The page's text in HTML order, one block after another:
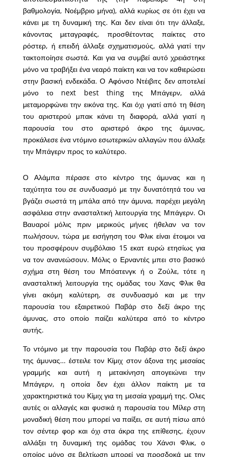
βαθμολογία, Νοέμβριο μήνα), αλλά κυρίως σε ότι έχει να
κάνει με τη δυναμική της. Και δεν είναι ότι την άλλαξε,
κάνοντας μεταγραφές, προσθέτοντας παίκτες στο
ρόστερ, ή επειδή άλλαξε σχηματισμούς, αλλά γιατί την
τακτοποίησε σωστά. Και για να συμβεί αυτό χρειάστηκε
μόνο να τραβήξει ένα νεαρό παίκτη και να τον καθιερώσει
στην βασική ενδεκάδα. Ο Αφόνσο Ντέιβιτς δεν αποτελεί
μόνο το next best thing της Μπάγερν, αλλά
μεταμορφώνει την εικόνα της. Και όχι γιατί από τη θέση
του αριστερού μπακ κάνει τη διαφορά, αλλά γιατί η
παρουσία του στο αριστερό άκρο της άμυνας,
προκάλεσε ένα ντόμινο εσωτερικών αλλαγών που άλλαξε
την Μπάγερν προς το καλύτερο.
Ο Αλάμπα πέρασε στο κέντρο της άμυνας και η
ταχύτητα του σε συνδυασμό με την δυνατότητά του να
βγάζει σωστά τη μπάλα από την άμυνα, παρέχει μεγάλη
ασφάλεια στην ανασταλτική λειτουργία της Μπάγερν. Οι
Βαυαροί μόλις πριν μερικούς μήνες ήθελαν να τον
πωλήσουν, τώρα με εισήγηση του Φλικ είναι έτοιμοι να
του προσφέρουν συμβόλαιο 15 εκατ ευρώ ετησίως για
να τον ανανεώσουν. Μόλις ο Ερναντές μπει στο βασικό
σχήμα στη θέση του Μπόατενγκ ή ο Ζούλε, τότε η
ανασταλτική λειτουργία της ομάδας του Χανς Φλικ θα
γίνει ακόμη καλύτερη, σε συνδυασμό και με την
παρουσία του εξαιρετικού Παβάρ στο δεξί άκρο της
άμυνας, στο οποίο παίζει καλύτερα από το κέντρο
αυτής.
Το ντόμινο με την παρουσία του Παβάρ στο δεξί άκρο
της άμυνας… έστειλε τον Κίμιχ στον άξονα της μεσαίας
γραμμής και αυτή η μετακίνηση απογειώνει την
Μπάγερν, η οποία δεν έχει άλλον παίκτη με τα
χαρακτηριστικά του Κίμιχ για τη μεσαία γραμμή της. Ολες
αυτές οι αλλαγές και φυσικά η παρουσία του Μίλερ στη
μοναδική θέση που μπορεί να παίξει, σε αυτή πίσω από
τον σέντερ φορ και όχι στα άκρα της επίθεσης, έχουν
αλλάξει τη δυναμική της ομάδας του Χάνσι Φλικ, ο
οποίος μόνο σε βελτίωση μπορεί να προσδοκά με την